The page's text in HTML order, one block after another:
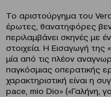
Το αριστούργημα του
έρωτες, θανατηφόρες
περιλαμβάνει σκηνές με
στοιχεία. H Εισαγωγή
μία από τις πλέον
παγκόσμιας οπερατικής
χαρακτηριστική είναι η
pace, mio Dio» («Γαλήνη,